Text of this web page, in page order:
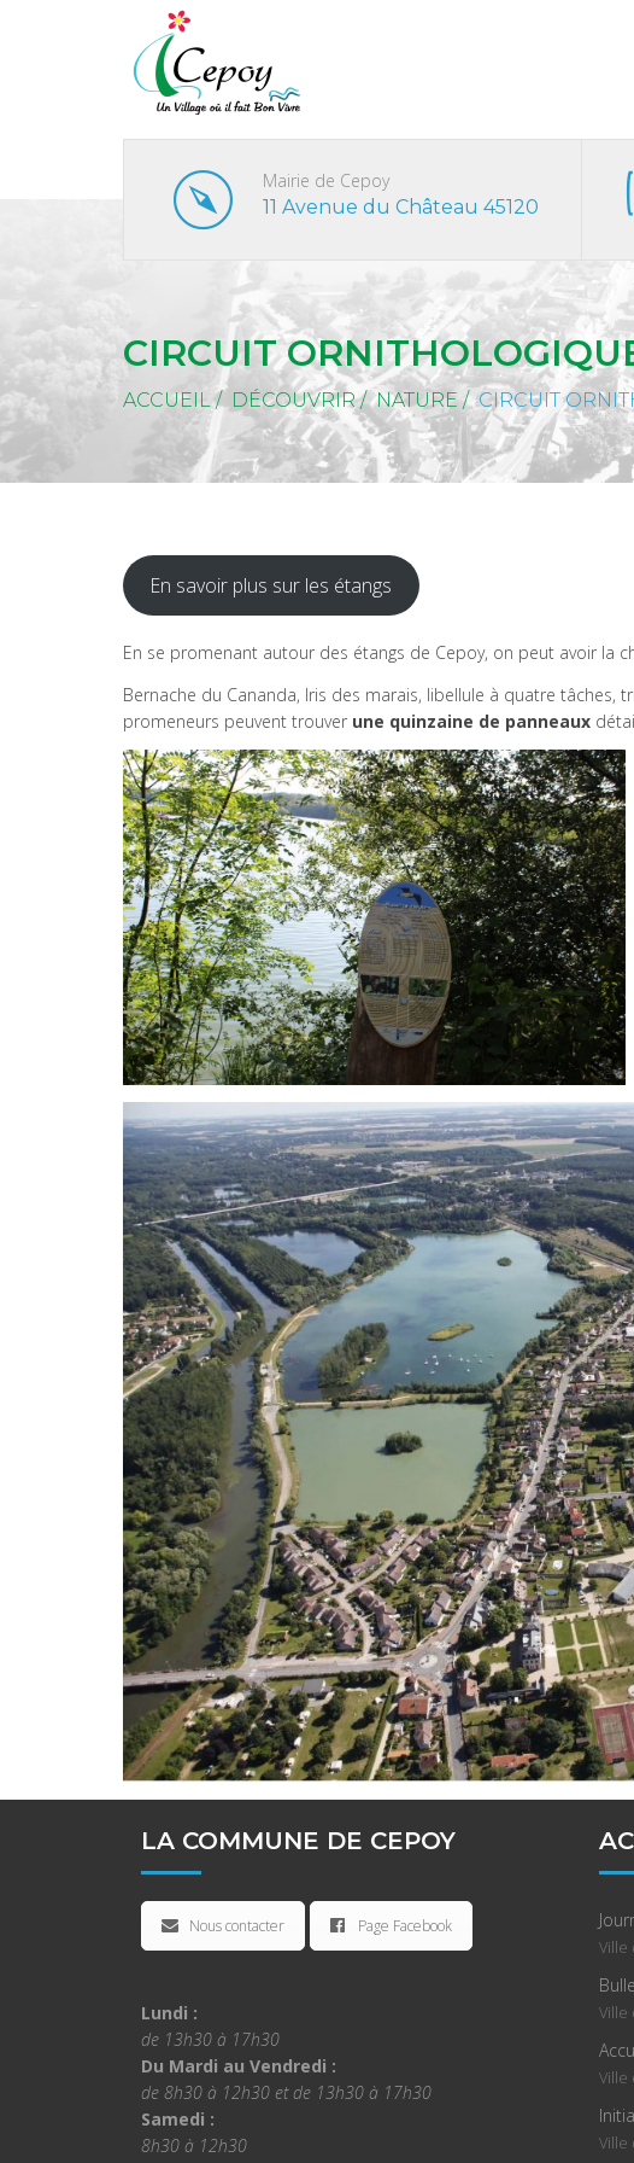
CIRCUIT
ACCUEIL/ DÉCOUVRIR/NATURE /CIRCUIT
Mairie de Cepoy
11 Avenue du Château 45120
En savoir plus sur les étangs
En se promenant autour des étangs de Cepoy, on peut avoir la
Bernache du Cananda, Iris des marais, libellule à quatre tâches,
promeneurs peuvent trouver une quinzaine de panneaux
LA COMMUNE DE CEPOY
Nous contacter Page Facebook
Lundi :
de 13h30 à 17h30
Du Mardi au Vendredi :
de 8h30 à 12h30 et de 13h30 à 17h30
Samedi :
8h30 à 12h30
Ville
Ville
Ville
Ville